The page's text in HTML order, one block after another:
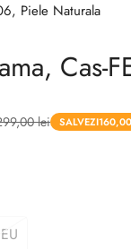
Piele Naturala
Cas-
lei SALVEZI